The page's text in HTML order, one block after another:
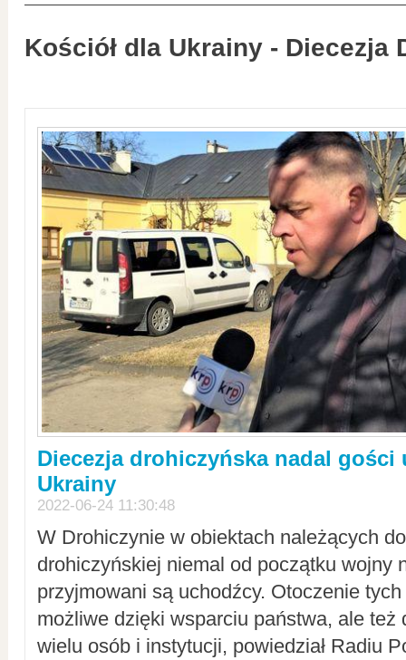
Kościół dla Ukrainy - Diecezja
Diecezja drohiczyńska nadal gości
Ukrainy
2022-06-24 11:30:48
W Drohiczynie w obiektach należących
drohiczyńskiej niemal od początku wojny
przyjmowani są uchodźcy. Otoczenie
możliwe dzięki wsparciu państwa, ale też
wielu osób i instytucji, powiedział Radiu